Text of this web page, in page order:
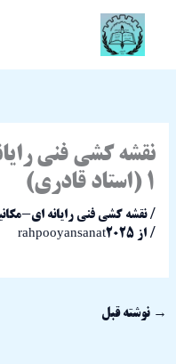
نقشه کشی فنی
1 (استاد قادری)
/نقشه کشی فنی رایانه ای-
/ از rahpooyansanat2025
→ نوشته قبل